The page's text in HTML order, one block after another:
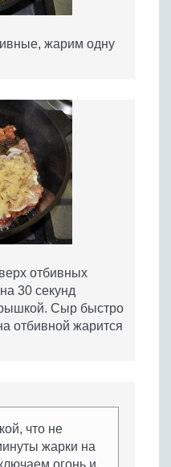
жарим одну
отбивных
30 секунд
Сыр быстро
отбивной жарится
что не
жарки на
огонь и